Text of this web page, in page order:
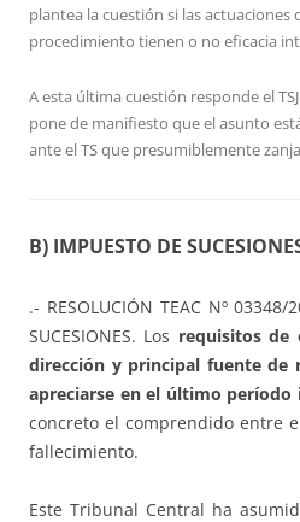
plantea la cuestión si las actuaciones
procedimiento tienen o no eficacia
A esta última cuestión responde el
pone de manifiesto que el asunto
ante el TS que presumiblemente
B) IMPUESTO DE
.- RESOLUCIÓN TEAC Nº
SUCESIONES. Los requisitos de
dirección y principal fuente de
apreciarse en el último período
concreto el comprendido entre
fallecimiento.
Este Tribunal Central ha